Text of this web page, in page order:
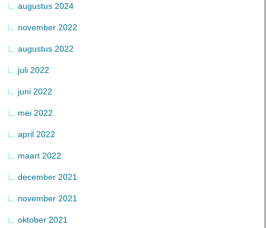
augustus 2024
november 2022
augustus 2022
juli 2022
juni 2022
mei 2022
april 2022
maart 2022
december 2021
november 2021
oktober 2021